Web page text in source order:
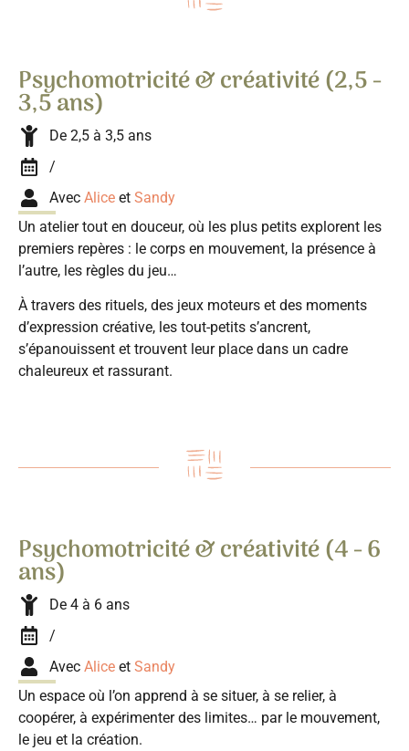
Psychomotricité & créativité (2,5 -
3,5 ans)
De 2,5 à 3,5 ans
/
Avec Alice et Sandy
Un atelier tout en douceur, où les plus petits explorent les
premiers repères : le corps en mouvement, la présence à
l’autre, les règles du jeu…
À travers des rituels, des jeux moteurs et des moments
d’expression créative, les tout-petits s’ancrent,
s’épanouissent et trouvent leur place dans un cadre
chaleureux et rassurant.
Psychomotricité & créativité (4 - 6
ans)
De 4 à 6 ans
/
Avec Alice et Sandy
Un espace où l’on apprend à se situer, à se relier, à
coopérer, à expérimenter des limites… par le mouvement,
le jeu et la création.